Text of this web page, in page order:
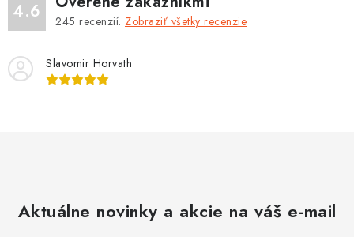
4.6 245 recenzií. Zobraziť všetky recenzie
Slavomir Horvath
Aktuálne novinky a akcie na váš e-mail